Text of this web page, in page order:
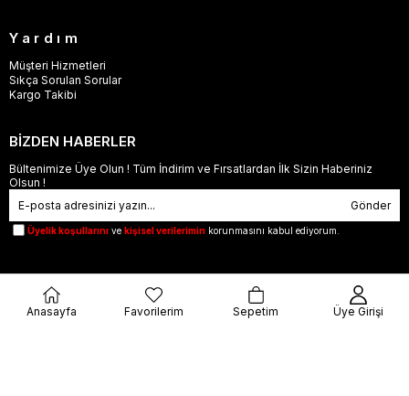
Yardım
Müşteri Hizmetleri
Sıkça Sorulan Sorular
Kargo Takibi
BİZDEN HABERLER
Bültenimize Üye Olun ! Tüm İndirim ve Fırsatlardan İlk Sizin Haberiniz
Olsun !
Gönder
Üyelik koşullarını ve kişisel verilerimin korunmasını kabul ediyorum.
© 2023 orjinalbu.com - Tüm Hakları Saklıdır.
Anasayfa Favorilerim Sepetim Üye Girişi